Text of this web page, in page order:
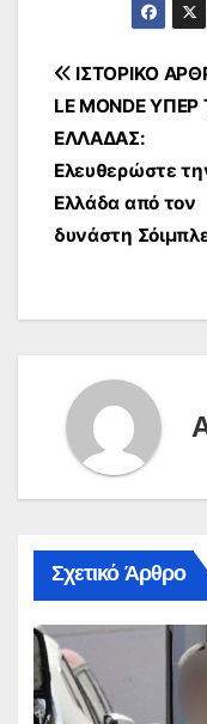
άρθρων
ΙΣΤΟΡΙΚΟ
LE MONDE ΥΠΕΡ
ΕΛΛΑΔΑΣ:
Ελευθερώστε
Ελλάδα από τον
δυνάστη
Σχετικό Άρθρο